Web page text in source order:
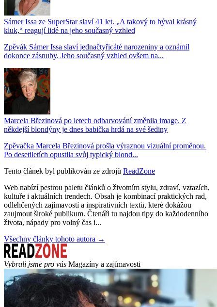
Sámer Issa ze SuperStar slaví 41 let. „A takový to býval krásný
kluk,“ reagují lidé na jeho současný vzhled
Zpěvák Sámer Issa slaví jednačtyřicáté narozeniny a oznámil
dokonce zásnuby. Jeho současný vzhled ovšem na...
Marcela Březinová po letech odbarvování změnila image. Z
někdejší blondýny je dnes babička hrdá na své šediny
Zpěvačka Marcela Březinová prošla výraznou vizuální proměnou.
Po desetiletích opustila svůj typický blond...
Tento článek byl publikován ze zdrojů ReadZone
Web nabízí pestrou paletu článků o životním stylu, zdraví, vztazích,
kultuře i aktuálních trendech. Obsah je kombinací praktických rad,
odlehčených zajímavostí a inspirativních textů, které dokážou
zaujmout široké publikum. Čtenáři tu najdou tipy do každodenního
života, nápady pro volný čas i...
Všechny články tohoto autora →
Vybrali jsme pro vás Magazíny a zajímavosti